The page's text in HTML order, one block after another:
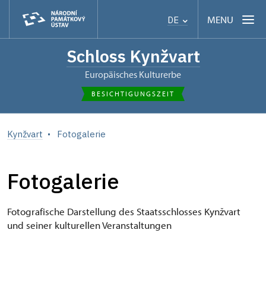
DE MENU
Schloss Kynžvart
Europäisches Kulturerbe
BESICHTIGUNGSZEIT
Kynžvart Fotogalerie
Fotogalerie
Fotografische Darstellung des Staatsschlosses Kynžvart
und seiner kulturellen Veranstaltungen